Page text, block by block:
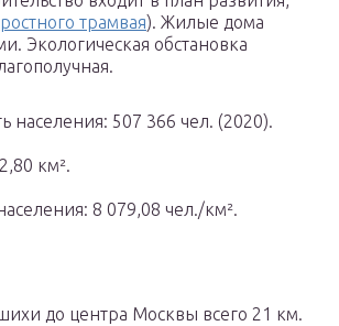
трамвая). Жилые дома
Экологическая обстановка
населения: 507 366 чел. (2020).
км².
8 079,08 чел./км².
до центра Москвы всего 21 км.